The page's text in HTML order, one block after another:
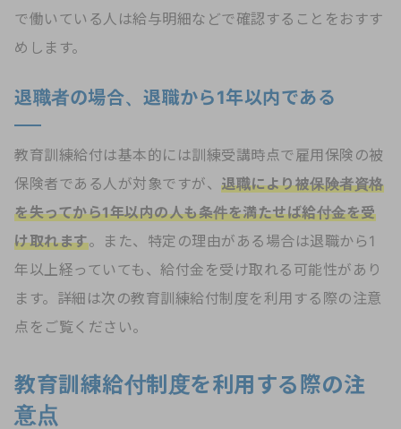
で働いている人は給与明細などで確認することをおすす
めします。
退職者の場合、退職から1年以内である
教育訓練給付は基本的には訓練受講時点で雇用保険の被
保険者である人が対象ですが、 退職により被保険者資格
を失ってから1年以内の人も条件を満たせば給付金を受
け取れます。また、特定の理由がある場合は退職から1
年以上経っていても、給付金を受け取れる可能性があり
ます。詳細は次の教育訓練給付制度を利用する際の注意
点をご覧ください。
教育訓練給付制度を利用する際の注
意点